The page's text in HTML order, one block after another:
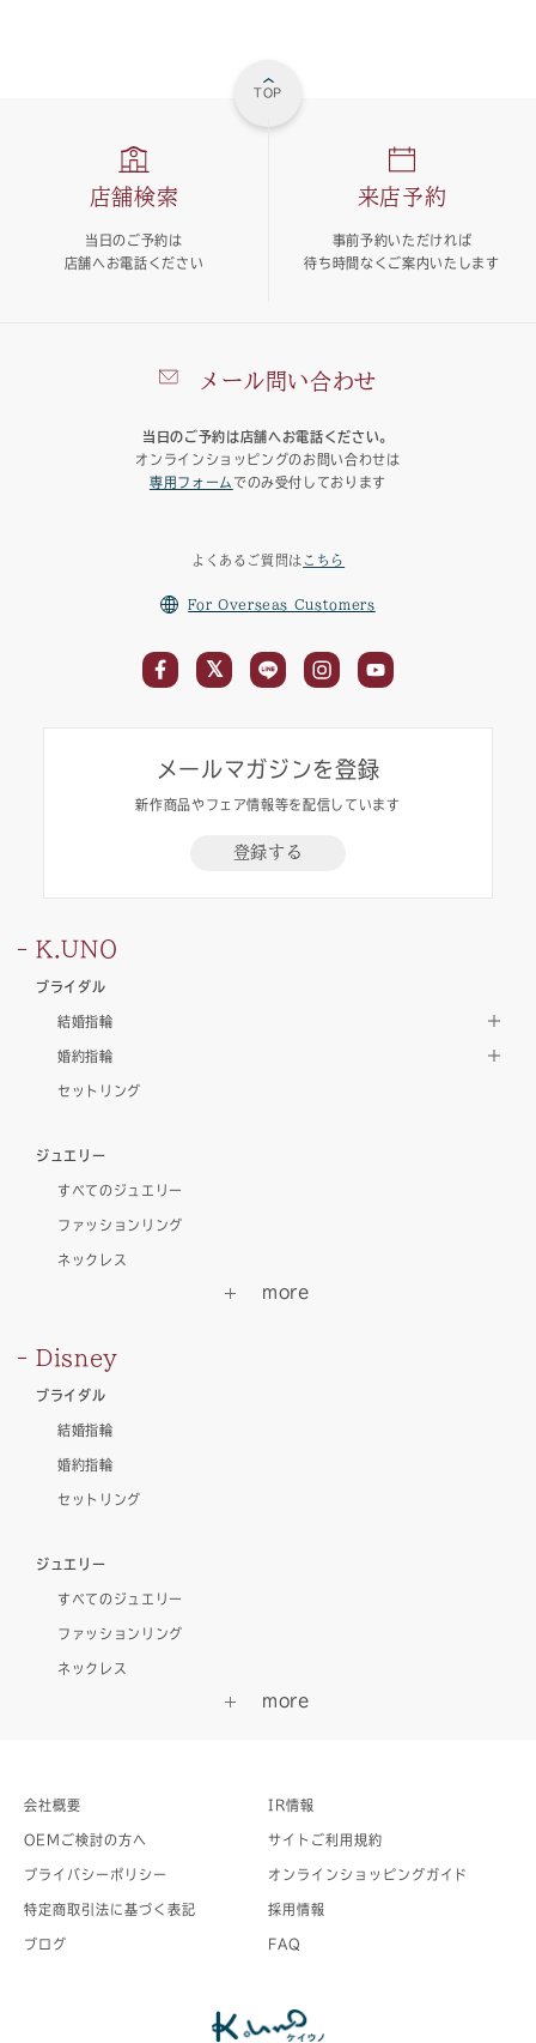
TOP
メール問い合わせ
当日のご予約は店舗へお電話ください。
オンラインショッピングのお問い合わせは
専用フォーム でのみ受付しております
店舗検索
当日のご予約は
店舗へお電話ください
来店予約
事前予約いただければ
待ち時間なくご案内いたします
よくあるご質問は こちら
For Overseas Customers
メールマガジンを登録
新作商品やフェア情報等を配信しています
登録する
K.UNO
ブライダル
結婚指輪
婚約指輪
セットリング
ジュエリー
すべてのジュエリー
ファッションリング
ネックレス
Disney
ブライダル
結婚指輪
婚約指輪
セットリング
ジュエリー
すべてのジュエリー
ファッションリング
ネックレス
会社概要 IR情報
OEMご検討の方へ サイトご利用規約
プライバシーポリシー オンラインショッピングガイド
特定商取引法に基づく表記 採用情報
ブログ FAQ